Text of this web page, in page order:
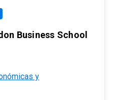
Business School
y